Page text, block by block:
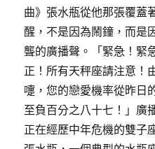
曲》張水瓶從他那張覆蓋
醒，不是因為鬧鐘，而是
聾的廣播聲。「緊急！緊
正！所有天秤座請注意！
嚏，您的戀愛機率從昨日
至負百分之八十七！」廣
正在經歷中年危機的雙子